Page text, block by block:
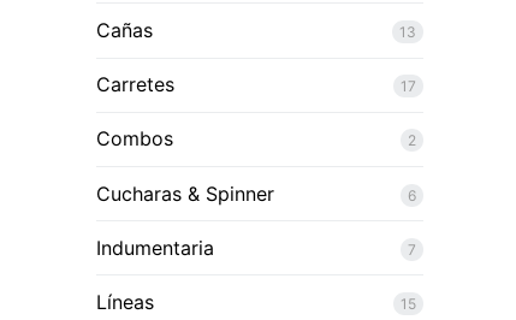
Cañas 13
Carretes 17
Combos 2
Cucharas & Spinner 6
Indumentaria 7
Líneas 15